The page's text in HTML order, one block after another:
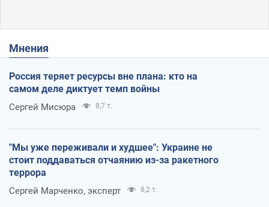
Мнения
Россия теряет ресурсы вне плана: кто на
самом деле диктует темп войны
Сергей Мисюра 8,7 т.
"Мы уже переживали и худшее": Украине не
стоит поддаваться отчаянию из-за ракетного
террора
Сергей Марченко, эксперт 8,2 т.